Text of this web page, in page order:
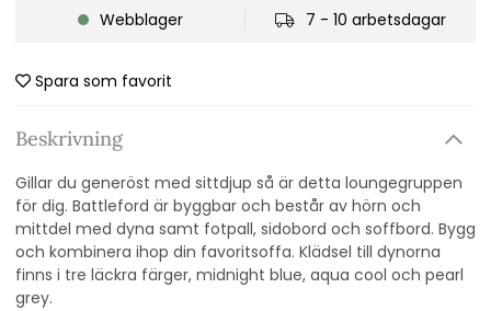
Webblager 7 - 10 arbetsdagar
Spara som favorit
Beskrivning
Gillar du generöst med sittdjup så är detta loungegruppen
för dig. Battleford är byggbar och består av hörn och
mittdel med dyna samt fotpall, sidobord och soffbord. Bygg
och kombinera ihop din favoritsoffa. Klädsel till dynorna
finns i tre läckra färger, midnight blue, aqua cool och pearl
grey.